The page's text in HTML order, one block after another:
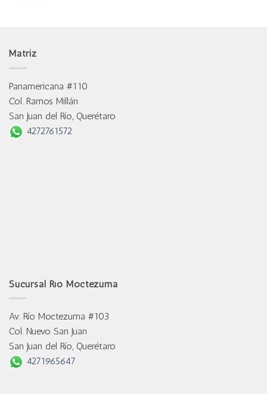
Matriz
Panamericana #110
Col. Ramos Millán
San Juan del Río, Querétaro
4272761572
Sucursal Río Moctezuma
Av. Río Moctezuma #103
Col. Nuevo San Juan
San Juan del Río, Querétaro
4271965647